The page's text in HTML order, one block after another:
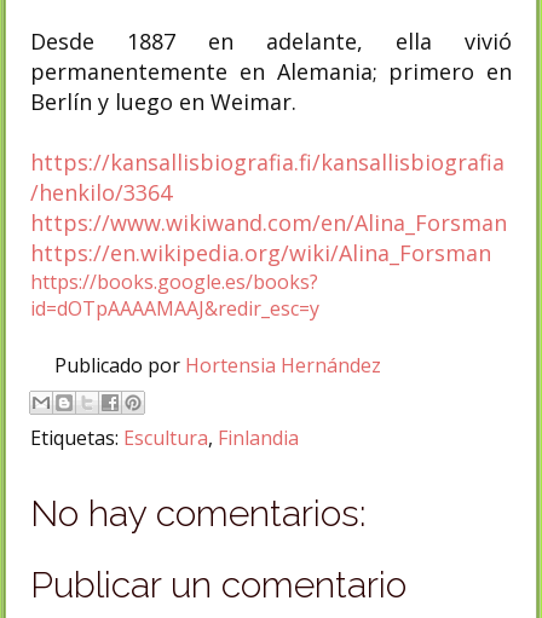
Desde 1887 en adelante, ella vivió
permanentemente en Alemania; primero en
Berlín y luego en Weimar.
https://kansallisbiografia.fi/kansallisbiografia
/henkilo/3364
https://www.wikiwand.com/en/Alina_Forsman
https://en.wikipedia.org/wiki/Alina_Forsman
https://books.google.es/books?
id=dOTpAAAAMAAJ&redir_esc=y
Publicado por Hortensia Hernández
Etiquetas: Escultura, Finlandia
No hay comentarios:
Publicar un comentario